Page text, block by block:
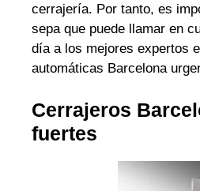
cerrajería. Por tanto, es
sepa que puede llamar en
día a los mejores expertos
automáticas Barcelona
Cerrajeros
fuertes